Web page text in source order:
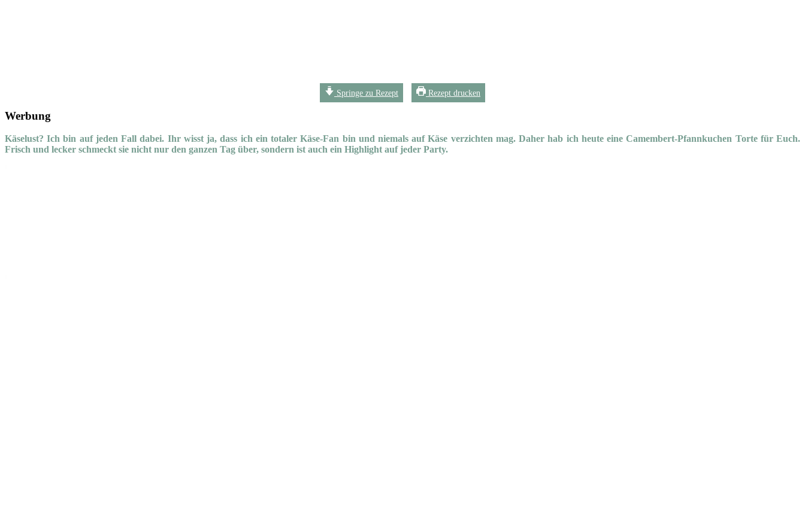
Springe zu Rezept Rezept drucken
Werbung
Käselust? Ich bin auf jeden Fall dabei. Ihr wisst ja, dass ich ein totaler Käse-Fan bin und niemals auf Käse verzichten mag. Daher hab ich heute eine Camembert-Pfannkuchen Torte für Euch.
Frisch und lecker schmeckt sie nicht nur den ganzen Tag über, sondern ist auch ein Highlight auf jeder Party.